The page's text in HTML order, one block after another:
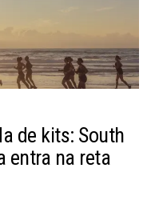
de kits: South
entra na reta